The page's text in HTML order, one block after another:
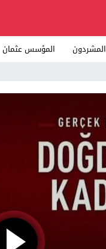
المشردون المؤسس عثمان